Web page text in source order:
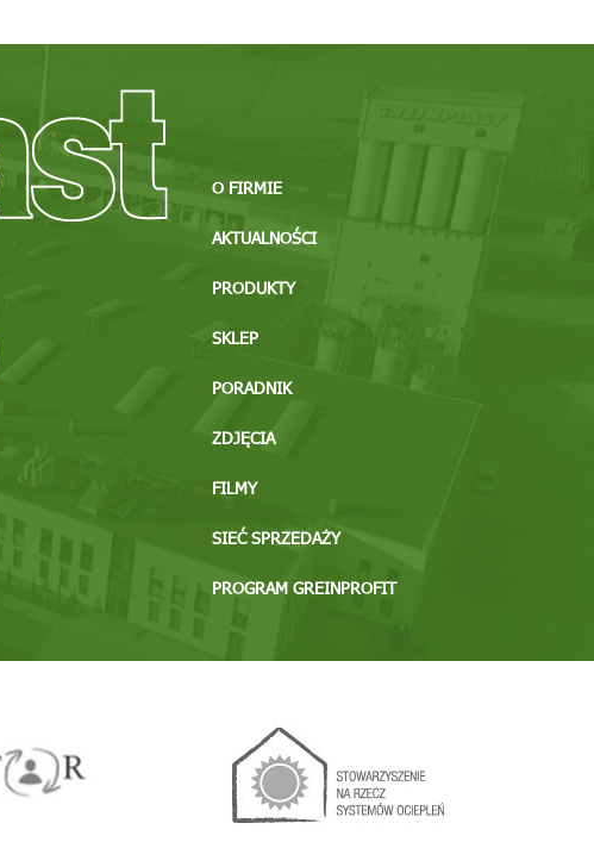
O FIRMIE
AKTUALNOŚCI
PRODUKTY
SKLEP
PORADNIK
ZDJĘCIA
FILMY
SIEĆ SPRZEDAŻY
PROGRAM GREINPROFIT